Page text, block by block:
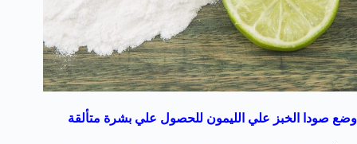
وضع صودا الخبز علي الليمون للحصول علي بشرة متألقة